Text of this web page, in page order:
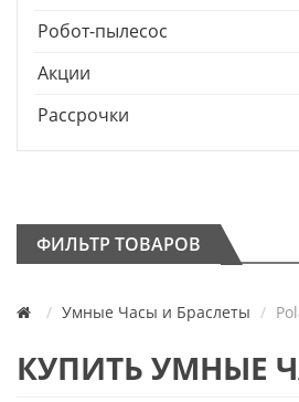
Робот-пылесос
Акции
Рассрочки
ФИЛЬТР ТОВАРОВ
Умные Часы и Браслеты
КУПИТЬ УМНЫЕ